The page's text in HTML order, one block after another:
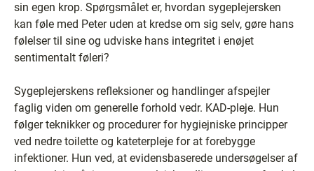
sin egen krop. Spørgsmålet er, hvordan sygeplejersken
kan føle med Peter uden at kredse om sig selv, gøre hans
følelser til sine og udviske hans integritet i enøjet
sentimentalt føleri?
Sygeplejerskens refleksioner og handlinger afspejler
faglig viden om generelle forhold vedr. KAD-pleje. Hun
følger teknikker og procedurer for hygiejniske principper
ved nedre toilette og kateterpleje for at forebygge
infektioner. Hun ved, at evidensbaserede undersøgelser af